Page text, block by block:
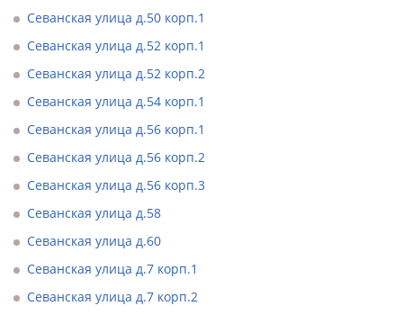
Севанская улица д.50 корп.1
Севанская улица д.52 корп.1
Севанская улица д.52 корп.2
Севанская улица д.54 корп.1
Севанская улица д.56 корп.1
Севанская улица д.56 корп.2
Севанская улица д.56 корп.3
Севанская улица д.58
Севанская улица д.60
Севанская улица д.7 корп.1
Севанская улица д.7 корп.2